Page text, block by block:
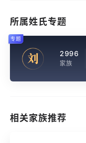
所属姓氏专题
刘 2996
家族
专题
相关家族推荐